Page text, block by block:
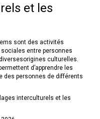
et les
sont des activités
entre personnes
culturelles.
d’apprendre les
des personnes de différents
interculturels et les